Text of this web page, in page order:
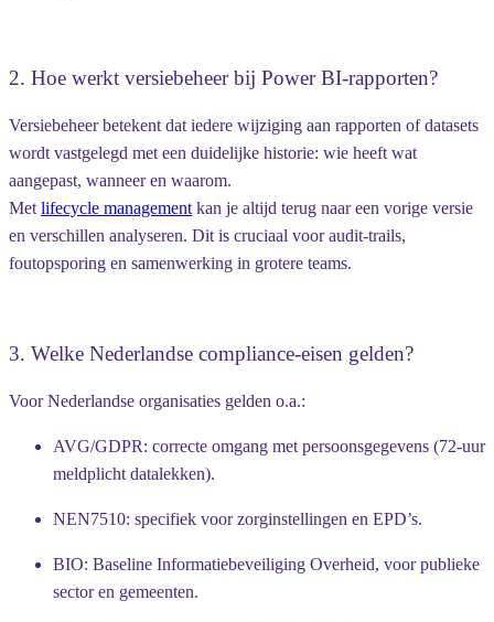
2. Hoe werkt versiebeheer bij Power BI-rapporten?
Versiebeheer betekent dat iedere wijziging aan rapporten of datasets
wordt vastgelegd met een duidelijke historie: wie heeft wat
aangepast, wanneer en waarom.
Met lifecycle management kan je altijd terug naar een vorige versie
en verschillen analyseren. Dit is cruciaal voor audit-trails,
foutopsporing en samenwerking in grotere teams.
3. Welke Nederlandse compliance-eisen gelden?
Voor Nederlandse organisaties gelden o.a.:
AVG/GDPR: correcte omgang met persoonsgegevens (72-uur
meldplicht datalekken).
NEN7510: specifiek voor zorginstellingen en EPD’s.
BIO: Baseline Informatiebeveiliging Overheid, voor publieke
sector en gemeenten.